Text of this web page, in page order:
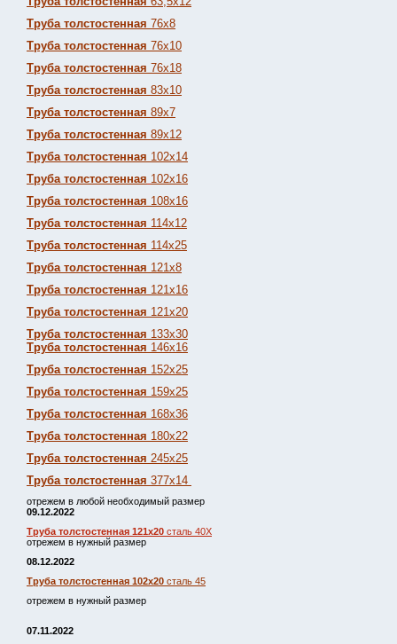
Труба толстостенная 76х8
Труба толстостенная 76х10
Труба толстостенная 76х18
Труба толстостенная 83х10
Труба толстостенная 89х7
Труба толстостенная 89х12
Труба толстостенная 102х14
Труба толстостенная 102х16
Труба толстостенная 108х16
Труба толстостенная 114х12
Труба толстостенная 114х25
Труба толстостенная 121х8
Труба толстостенная 121х16
Труба толстостенная 121х20
Труба толстостенная 133х30
Труба толстостенная 146х16
Труба толстостенная 152х25
Труба толстостенная 159х25
Труба толстостенная 168х36
Труба толстостенная 180х22
Труба толстостенная 245х25
Труба толстостенная 377х14
отрежем в любой необходимый размер
09.12.2022
Труба толстостенная 121х20 сталь 40Х
отрежем в нужный размер
08.12.2022
Труба толстостенная 102х20 сталь 45
отрежем в нужный размер
07.11.2022